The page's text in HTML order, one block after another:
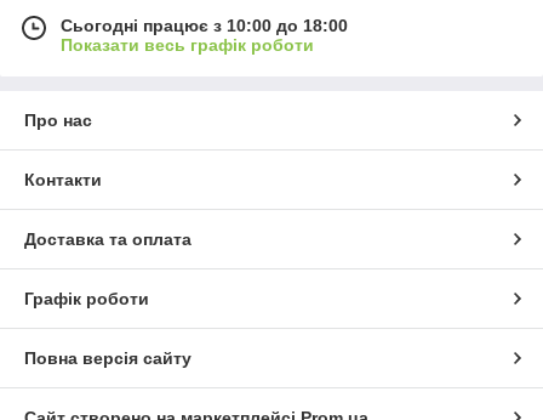
Сьогодні працює з 10:00 до 18:00
Показати весь графік роботи
Про нас
Контакти
Доставка та оплата
Графік роботи
Повна версія сайту